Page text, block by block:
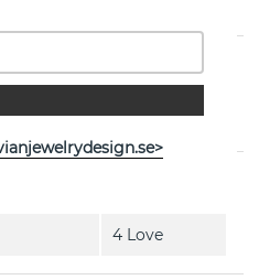
ct) i 18k guld från
4 Love